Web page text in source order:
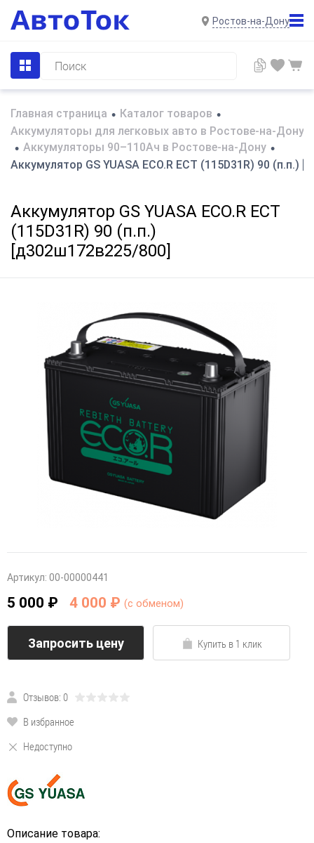
Ростов-на-Дону
Главная страница • Каталог товаров •
Аккумуляторы для легковых авто в Ростове-на-Дону
• Аккумуляторы 90–110Ач в Ростове-на-Дону •
Аккумулятор GS YUASA ECO.R ECT (115D31R) 90 (п.п.)
Аккумулятор GS YUASA ECO.R ECT
(115D31R) 90 (п.п.)
[д302ш172в225/800]
Артикул: 00-00000441
5 000 ₽ 4 000 ₽ (c обменом)
Запросить цену Купить в 1 клик
Отзывов: 0
В избранное
Недоступно
Описание товара: